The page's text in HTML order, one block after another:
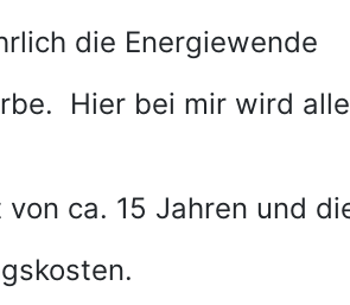
die Energiewende
Hier bei mir wird
ca. 15 Jahren und